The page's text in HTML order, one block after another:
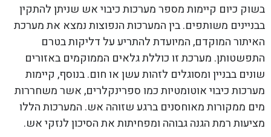
בשוק כיום קיימות מספר מערכות כיבוי אש שניתן להתקין
בבניינים משותפים. בין המערכות הנפוצות נמצא את מערכת
האיתור המוקדם, המיועדת להתריע על דליקות בטרם
התפשטותן. מערכת זו כוללת גלאים הממוקמים באזורים
שונים בבניין ומסוגלים לזהות עשן או חום. בנוסף, קיימות
מערכות כיבוי אוטומטיות כמו ספרינקלרים, אשר משחררות
מים ממקורות מאוחסנים ברגע שזוהה אש. המערכות הללו
מציעות רמת הגנה גבוהה ומפחיתות את הסיכון לנזקי אש.